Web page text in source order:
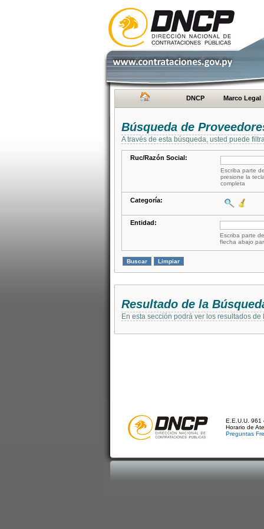
DNCP Marco Legal
Búsqueda de
A través de esta búsqueda, usted puede
Ruc/Razón Social:
Escriba parte
presione la
completa
Categoría:
Entidad:
Escriba parte
flecha abajo
Resultado de la
En esta sección podrá ver los resultados
E.E.U.U. 961
Horario de
Preguntas